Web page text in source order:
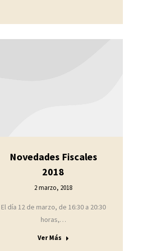
Novedades Fiscales
2018
2 marzo, 2018
El día 12 de marzo, de 16:30 a 20:30
horas,…
Ver Más